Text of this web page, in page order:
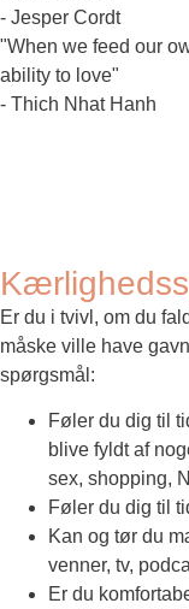
- Jesper Cordt
"When we feed our
ability to love"
- Thich Nhat Hanh
Er du i tvivl, om du
måske ville have
spørgsmål:
Føler du dig til
blive fyldt af
sex, shopping,
Føler du dig til
Kan og tør du
venner, tv,
Er du